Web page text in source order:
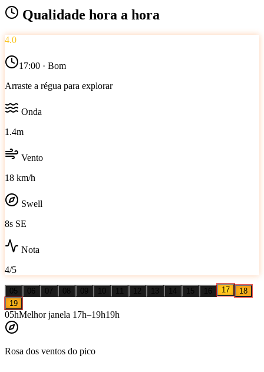
Qualidade hora a hora
4.0
17:00 · Bom
Arraste a régua para explorar
Onda
1.4m
Vento
18 km/h
Swell
8s SE
Nota
4/5
05 06 07 08 09 10 11 12 13 14 15 16 17
18
19
05hMelhor janela 17h–19h19h
Rosa dos ventos do pico